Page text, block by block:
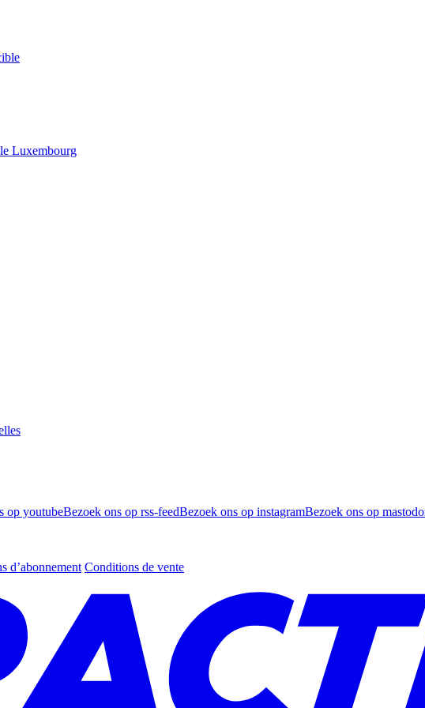
Luxembourg
op youtubeBezoek ons op rss-feedBezoek ons op instagramBezoek ons op
d’abonnement Conditions de vente